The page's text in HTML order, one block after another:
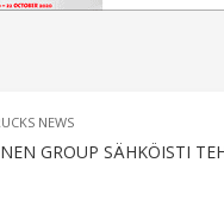
NEWS
GROUP SÄHKÖISTI